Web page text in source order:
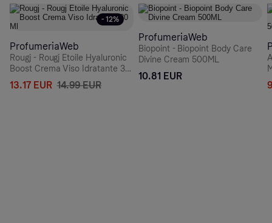
- 12%
ProfumeriaWeb
Rougj - Rougj Etoile Hyaluronic
Boost Crema Viso Idratante 30
Ml
13.17 EUR 14.99 EUR
ProfumeriaWeb
Biopoint - Biopoint Body Care
Divine Cream 500ML
10.81 EUR